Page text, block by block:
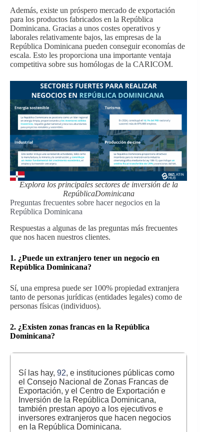
Además, existe un próspero mercado de exportación
para los productos fabricados en la República
Dominicana. Gracias a unos costes operativos y
laborales relativamente bajos, las empresas de la
República Dominicana pueden conseguir economías de
escala. Esto les proporciona una importante ventaja
competitiva sobre sus homólogas de la CARICOM.
Explora los principales sectores de inversión de la
RepúblicaDominicana
Preguntas frecuentes sobre hacer negocios en la
República Dominicana
Respuestas a algunas de las preguntas más frecuentes
que nos hacen nuestros clientes.
1. ¿Puede un extranjero tener un negocio en
República Dominicana?
Sí, una empresa puede ser 100% propiedad extranjera
tanto de personas jurídicas (entidades legales) como de
personas físicas (individuos).
2. ¿Existen zonas francas en la República
Dominicana?
Sí las hay, 92, e instituciones públicas como
el Consejo Nacional de Zonas Francas de
Exportación, y el Centro de Exportación e
Inversión de la República Dominicana,
también prestan apoyo a los ejecutivos e
inversores extranjeros que hacen negocios
en la República Dominicana.